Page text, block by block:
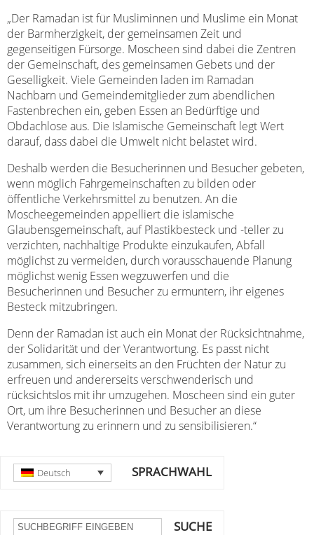
„Der Ramadan ist für Musliminnen und Muslime ein Monat
der Barmherzigkeit, der gemeinsamen Zeit und
gegenseitigen Fürsorge. Moscheen sind dabei die Zentren
der Gemeinschaft, des gemeinsamen Gebets und der
Geselligkeit. Viele Gemeinden laden im Ramadan
Nachbarn und Gemeindemitglieder zum abendlichen
Fastenbrechen ein, geben Essen an Bedürftige und
Obdachlose aus. Die Islamische Gemeinschaft legt Wert
darauf, dass dabei die Umwelt nicht belastet wird.
Deshalb werden die Besucherinnen und Besucher gebeten,
wenn möglich Fahrgemeinschaften zu bilden oder
öffentliche Verkehrsmittel zu benutzen. An die
Moscheegemeinden appelliert die islamische
Glaubensgemeinschaft, auf Plastikbesteck und -teller zu
verzichten, nachhaltige Produkte einzukaufen, Abfall
möglichst zu vermeiden, durch vorausschauende Planung
möglichst wenig Essen wegzuwerfen und die
Besucherinnen und Besucher zu ermuntern, ihr eigenes
Besteck mitzubringen.
Denn der Ramadan ist auch ein Monat der Rücksichtnahme,
der Solidarität und der Verantwortung. Es passt nicht
zusammen, sich einerseits an den Früchten der Natur zu
erfreuen und andererseits verschwenderisch und
rücksichtslos mit ihr umzugehen. Moscheen sind ein guter
Ort, um ihre Besucherinnen und Besucher an diese
Verantwortung zu erinnern und zu sensibilisieren.“
SPRACHWAHL
Deutsch
SUCHE